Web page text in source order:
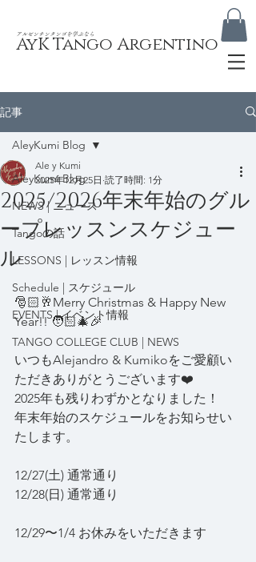
AyK Tango Argentino
​アルゼンチンタンゴを学ぶなら
記事
AleyKumi Blog
NEWS | ニュース
Tangoの話
LESSONS | レッスン情報
Schedule | スケジュール
EVENTS | イベント情報
TANGO COLLEGE CLUB | NEWS
AleyKumi Blog
2025/2026年末年始のグル
ープレッスンスケジュー
ル
Ale y Kumi
2025年12月25日 読了時間: 1分
🎅🏻🥂Merry Christmas & Happy New
Year!! 🧑🏻‍🎄🎉
いつもAlejandro & Kumikoをご愛顧い
ただきありがとうございます❤️
2025年も残りわずかとなりました！
年末年始のスケジュールをお知らせい
たします。
12/27(土) 通常通り
12/28(日) 通常通り
12/29〜1/4 お休みをいただきます